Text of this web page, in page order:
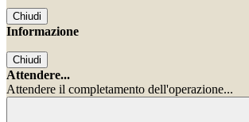
Chiudi
Informazione
Chiudi
Attendere...
Attendere il completamento dell'operazione...